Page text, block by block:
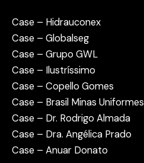
Case – Hidrauconex
Case – Globalseg
Case – Grupo GWL
Case – Ilustríssimo
Case – Copello Gomes
Case – Brasil Minas Uniformes
Case – Dr. Rodrigo Almada
Case – Dra. Angélica Prado
Case – Anuar Donato